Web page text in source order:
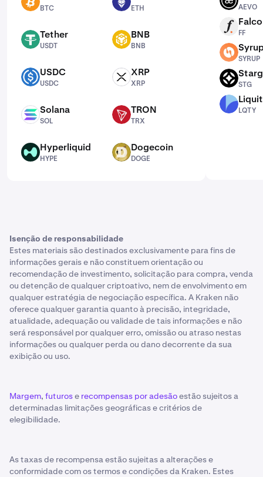
BTC
BTC
ETH
ETH
USDT Tether
USDT
BNB BNB
BNB
USDC USDC
USDC
XRP XRP
XRP
SOL Solana
SOL
TRX TRON
TRX
HYPE Hyperliquid
HYPE
DOGE Dogecoin
DOGE
AEVO
FF
FF
SYRUP
SYRUP
STG
STG
LQTY
LQTY
Isenção de responsabilidade
Estes materiais são destinados exclusivamente para fins de
informações gerais e não constituem orientação ou
recomendação de investimento, solicitação para compra, venda
ou detenção de qualquer criptoativo, nem de envolvimento em
qualquer estratégia de negociação específica. A Kraken não
oferece qualquer garantia quanto à precisão, integridade,
atualidade, adequação ou validade de tais informações e não
será responsável por qualquer erro, omissão ou atraso nestas
informações ou qualquer perda ou dano decorrente da sua
exibição ou uso.
Margem, futurose recompensas por adesãoestão sujeitos a
determinadas limitações geográficas e critérios de
elegibilidade.
As taxas de recompensa estão sujeitas a alterações e
conformidade com os termos e condições da Kraken. Estes